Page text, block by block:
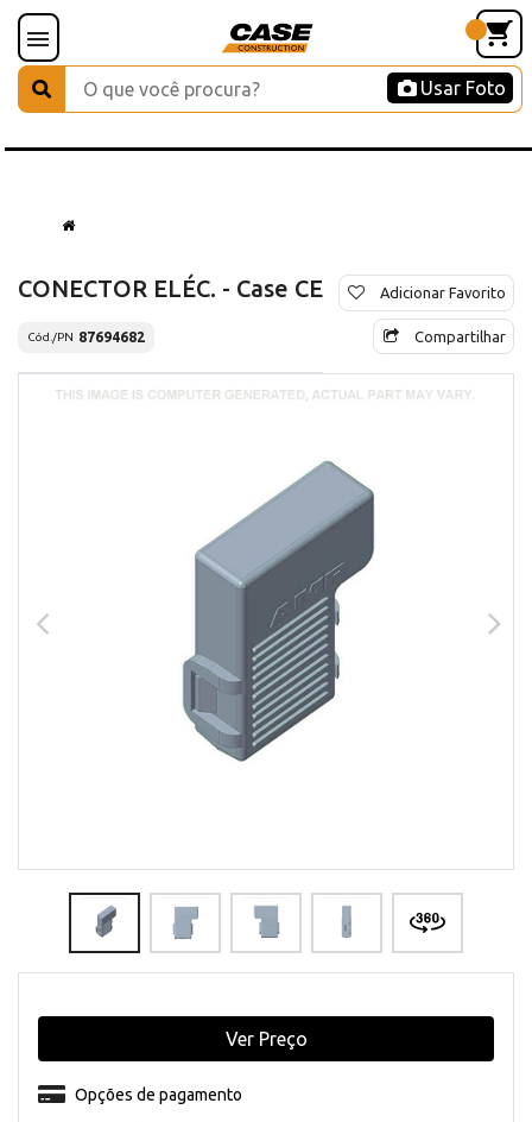
Usar Foto
CONECTOR ELÉC. - Case CE
Cód./PN 87694682
Adicionar Favorito
Compartilhar
Opções de pagamento
Ver Preço